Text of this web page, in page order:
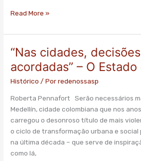
de
Read More »
“Nas cidades,
acordadas” – O
Histórico / Porredenossasp
Roberta Pennafort Serão necessários
Medellín, cidade colombiana que nos
carregou o desonroso título de mais
o ciclo de transformação urbana e social
na última década – que serve de
como lá,
“Nas
decisões
têm